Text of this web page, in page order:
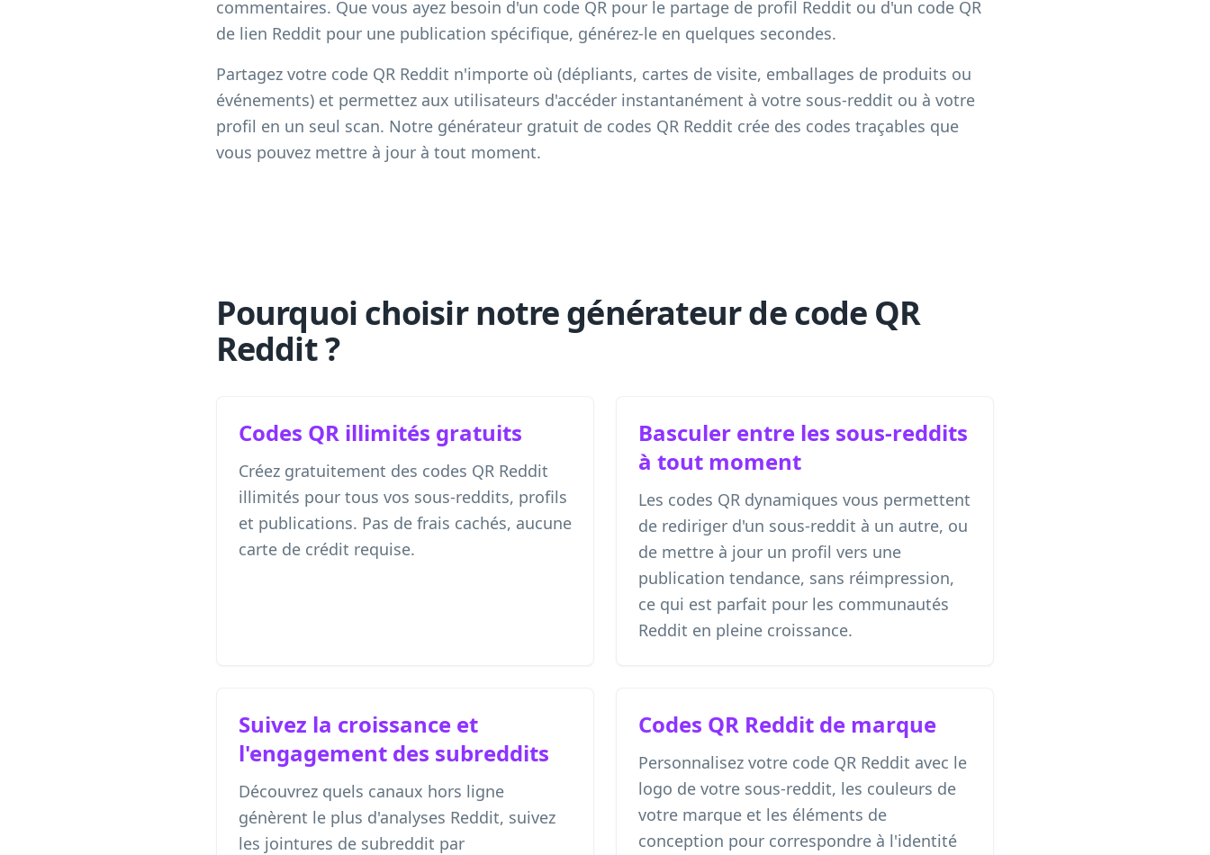
commentaires. Que vous ayez besoin d'un code QR pour le partage de profil Reddit ou d'un code QR
de lien Reddit pour une publication spécifique, générez-le en quelques secondes.
Partagez votre code QR Reddit n'importe où (dépliants, cartes de visite, emballages de produits ou
événements) et permettez aux utilisateurs d'accéder instantanément à votre sous-reddit ou à votre
profil en un seul scan. Notre générateur gratuit de codes QR Reddit crée des codes traçables que
vous pouvez mettre à jour à tout moment.
Pourquoi choisir notre générateur de code QR
Reddit ?
Codes QR illimités gratuits
Créez gratuitement des codes QR Reddit
illimités pour tous vos sous-reddits, profils
et publications. Pas de frais cachés, aucune
carte de crédit requise.
Basculer entre les sous-reddits
à tout moment
Les codes QR dynamiques vous permettent
de rediriger d'un sous-reddit à un autre, ou
de mettre à jour un profil vers une
publication tendance, sans réimpression,
ce qui est parfait pour les communautés
Reddit en pleine croissance.
Suivez la croissance et
l'engagement des subreddits
Découvrez quels canaux hors ligne
génèrent le plus d'analyses Reddit, suivez
les jointures de subreddit par
Codes QR Reddit de marque
Personnalisez votre code QR Reddit avec le
logo de votre sous-reddit, les couleurs de
votre marque et les éléments de
conception pour correspondre à l'identité